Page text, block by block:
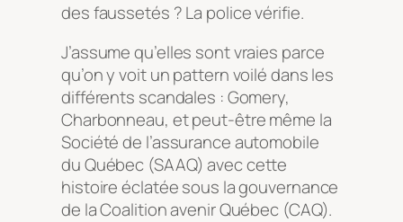
des faussetés ? La police vérifie.
J’assume qu’elles sont vraies parce
qu’on y voit un pattern voilé dans les
différents scandales : Gomery,
Charbonneau, et peut-être même la
Société de l’assurance automobile
du Québec (SAAQ) avec cette
histoire éclatée sous la gouvernance
de la Coalition avenir Québec (CAQ).